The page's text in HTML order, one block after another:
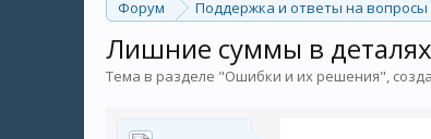
Форум Поддержка и ответы на вопросы
Лишние суммы в деталях
Тема в разделе "Ошибки и их решения",